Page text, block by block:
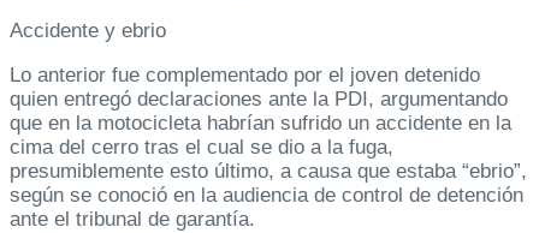
Accidente y ebrio
Lo anterior fue complementado por el joven detenido
quien entregó declaraciones ante la PDI, argumentando
que en la motocicleta habrían sufrido un accidente en la
cima del cerro tras el cual se dio a la fuga,
presumiblemente esto último, a causa que estaba “ebrio”,
según se conoció en la audiencia de control de detención
ante el tribunal de garantía.